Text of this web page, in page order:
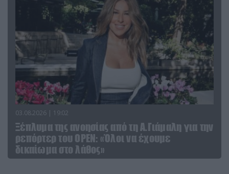
03.08.2026 | 19:02
Ξέπλυμα της ανοησίας από τη Α.Γιάμαλη για την
ρεπόρτερ του ΟΡΕΝ: «Όλοι να έχουμε
δικαίωμα στο λάθος»